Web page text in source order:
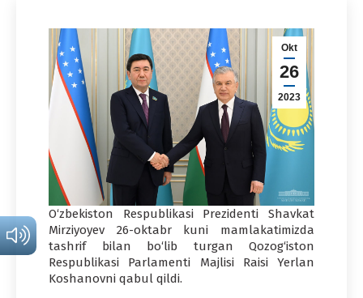
Okt
26
2023
O‘zbekiston Respublikasi Prezidenti Shavkat
Mirziyoyev 26-oktabr kuni mamlakatimizda
tashrif bilan bo‘lib turgan Qozog‘iston
Respublikasi Parlamenti Majlisi Raisi Yerlan
Koshanovni qabul qildi.